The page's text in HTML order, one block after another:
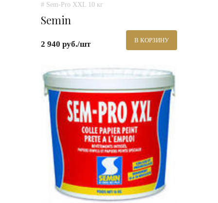
# Sem-Pro XXL 10 кг
Semin
2 940 руб./шт В КОРЗИНУ